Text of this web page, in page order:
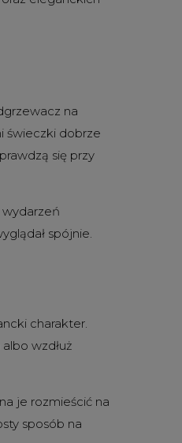
na
świeczki dobrze
się przy
spójnie.
charakter.
wzdłuż
je rozmieścić na
sposób na